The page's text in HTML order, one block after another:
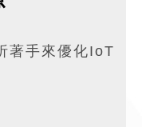
著手來優化IoT